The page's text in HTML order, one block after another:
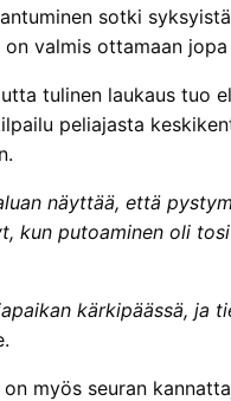
sotki
valmis ottamaan
tulinen laukaus
peliajasta
näyttää, että
kun putoaminen oli
kärkipäässä,
myös seuran